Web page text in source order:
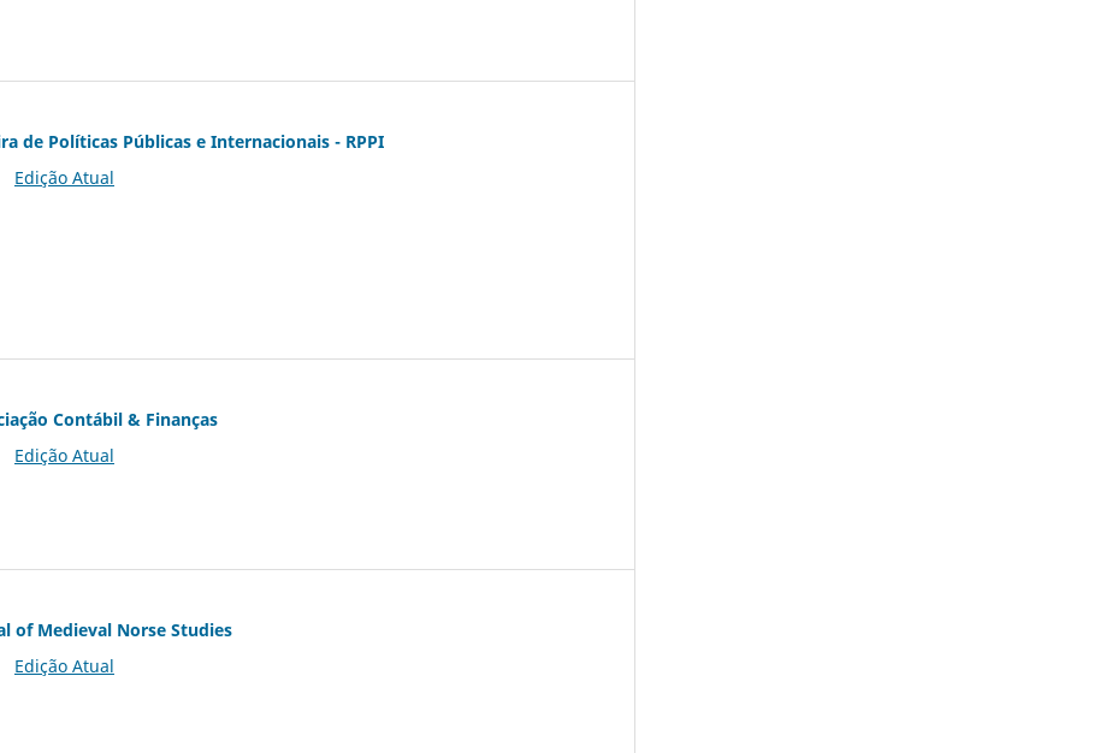
de Políticas Públicas e Internacionais - RPPI
Edição Atual
Contábil & Finanças
Edição Atual
of Medieval Norse Studies
Edição Atual